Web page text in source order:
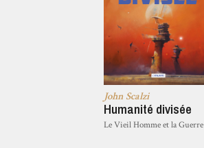
John Scalzi
Humanité divisée
Le Vieil Homme et la Guerre